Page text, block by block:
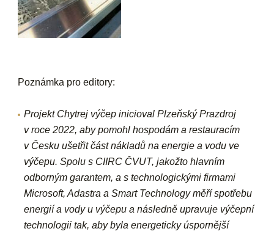
Poznámka pro editory:
Projekt Chytrej výčepinicioval Plzeňský Prazdroj
v roce 2022, aby pomohl hospodám a restauracím
v Česku ušetřit část nákladů na energie a vodu ve
výčepu. Spolu s CIIRC ČVUT, jakožto hlavním
odborným garantem, a s technologickými firmami
Microsoft, Adastra a Smart Technology měří spotřebu
energií a vody u výčepu a následně upravuje výčepní
technologii tak, aby byla energeticky úspornější